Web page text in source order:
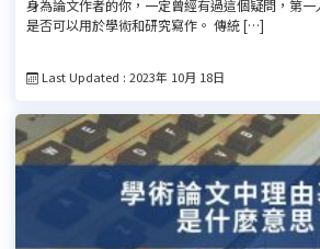
身為論文作者的你，一定曾經有過這個疑問，第
是否可以用於學術和研究寫作。 傳統 […]
Last Updated : 2023年 10月 18日